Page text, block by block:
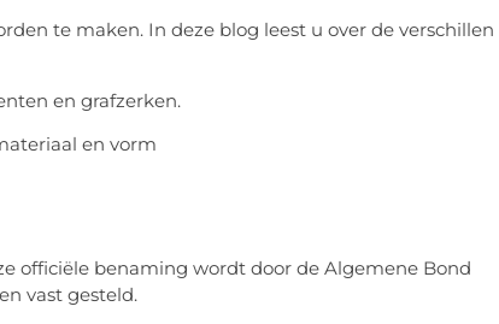
te maken. In deze blog leest u over de verschillen
en grafzerken.
officiële benaming wordt door de Algemene Bond
vast gesteld.